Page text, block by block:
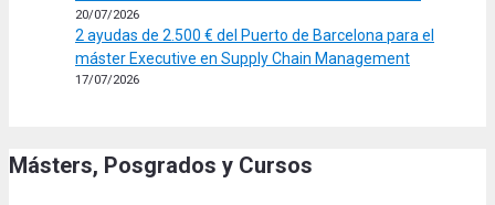
20/07/2026
2 ayudas de 2.500 € del Puerto de Barcelona para el
máster Executive en Supply Chain Management
17/07/2026
Másters, Posgrados y Cursos